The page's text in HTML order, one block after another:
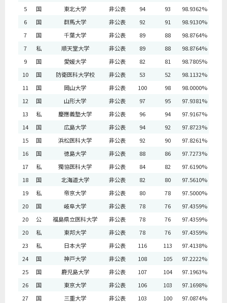
5
国 東北大学 非公表 94 93
98.9362%
6
国 群馬大学 非公表 92 91
98.9130%
7
国 千葉大学 非公表 89 88
98.8764%
7
私 順天堂大学 非公表 89 88
98.8764%
9
国 愛媛大学 非公表 82 81
98.7805%
10
国 防衛医科大学校 非公表 53 52
98.1132%
11
国 岡山大学 非公表 100 98
98.0000%
12
国 山形大学 非公表 97 95
97.9381%
13
私 慶應義塾大学 非公表 96 94
97.9167%
14
国 広島大学 非公表 94 92
97.8723%
15
国 浜松医科大学 非公表 92 90
97.8261%
16
国 徳島大学 非公表 88 86
97.7273%
17
私 獨協医科大学 非公表 84 82
97.6190%
18
国 北海道大学 非公表 82 80
97.5610%
19
私 帝京大学 非公表 80 78
97.5000%
20
国 岐阜大学 非公表 78 76
97.4359%
20
公 福島県立医科大学 非公表 78 76
97.4359%
20
私 東邦大学 非公表 78 76
97.4359%
23
私 日本大学 非公表 116 113
97.4138%
24
国 神戸大学 非公表 108 105
97.2222%
25
国 鹿児島大学 非公表 107 104
97.1963%
26
国 東京大学 非公表 106 103
97.1698%
27
国 三重大学 非公表 103 100
97.0874%